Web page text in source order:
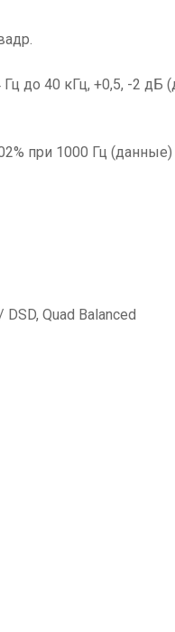
Гц до 40 кГц, +0,5, -2 дБ
при 1000 Гц (данные)
Quad Balanced